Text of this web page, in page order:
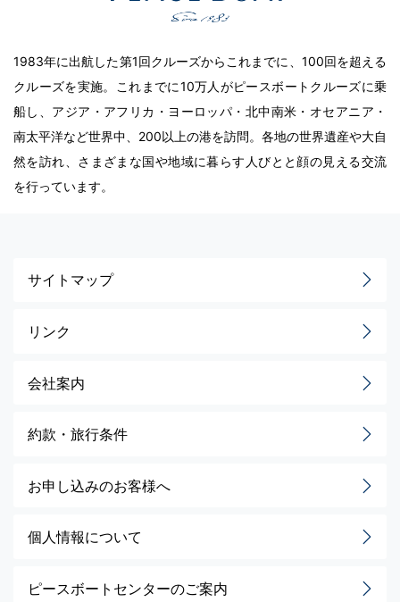
1983年に出航した第1回クルーズからこれまでに、100回を超える
クルーズを実施。これまでに10万人がピースボートクルーズに乗
船し、アジア・アフリカ・ヨーロッパ・北中南米・オセアニア・
南太平洋など世界中、200以上の港を訪問。各地の世界遺産や大自
然を訪れ、さまざまな国や地域に暮らす人びとと顔の見える交流
を行っています。
サイトマップ
リンク
会社案内
約款・旅行条件
お申し込みのお客様へ
個人情報について
ピースボートセンターのご案内